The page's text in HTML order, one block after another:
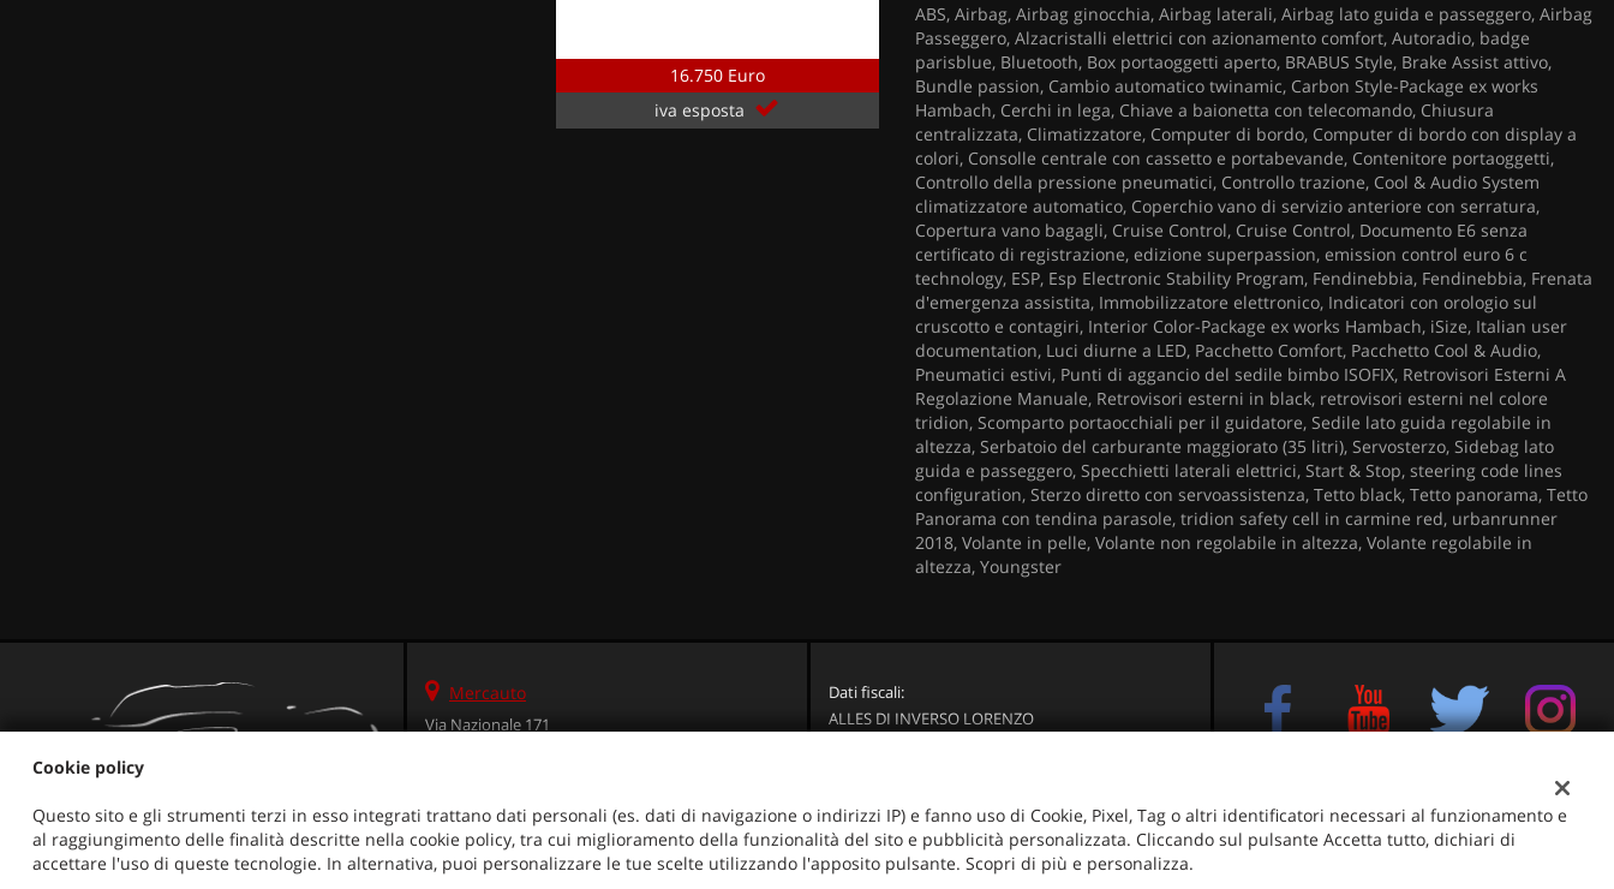
16.750 Euro
iva esposta
ABS, Airbag, Airbag ginocchia, Airbag laterali, Airbag lato guida e passeggero, Airbag
Passeggero, Alzacristalli elettrici con azionamento comfort, Autoradio, badge
parisblue, Bluetooth, Box portaoggetti aperto, BRABUS Style, Brake Assist attivo,
Bundle passion, Cambio automatico twinamic, Carbon Style-Package ex works
Hambach, Cerchi in lega, Chiave a baionetta con telecomando, Chiusura
centralizzata, Climatizzatore, Computer di bordo, Computer di bordo con display a
colori, Consolle centrale con cassetto e portabevande, Contenitore portaoggetti,
Controllo della pressione pneumatici, Controllo trazione, Cool & Audio System
climatizzatore automatico, Coperchio vano di servizio anteriore con serratura,
Copertura vano bagagli, Cruise Control, Cruise Control, Documento E6 senza
certificato di registrazione, edizione superpassion, emission control euro 6 c
technology, ESP, Esp Electronic Stability Program, Fendinebbia, Fendinebbia, Frenata
d'emergenza assistita, Immobilizzatore elettronico, Indicatori con orologio sul
cruscotto e contagiri, Interior Color-Package ex works Hambach, iSize, Italian user
documentation, Luci diurne a LED, Pacchetto Comfort, Pacchetto Cool & Audio,
Pneumatici estivi, Punti di aggancio del sedile bimbo ISOFIX, Retrovisori Esterni A
Regolazione Manuale, Retrovisori esterni in black, retrovisori esterni nel colore
tridion, Scomparto portaocchiali per il guidatore, Sedile lato guida regolabile in
altezza, Serbatoio del carburante maggiorato (35 litri), Servosterzo, Sidebag lato
guida e passeggero, Specchietti laterali elettrici, Start & Stop, steering code lines
configuration, Sterzo diretto con servoassistenza, Tetto black, Tetto panorama, Tetto
Panorama con tendina parasole, tridion safety cell in carmine red, urbanrunner
2018, Volante in pelle, Volante non regolabile in altezza, Volante regolabile in
altezza, Youngster
Mercauto
Via Nazionale 171
+39 329 273 2302
Fax:
+39 049 597 4422
Email:
info@mercauto2.com
Dati fiscali:
ALLES DI INVERSO LORENZO
Cookie policy
Questo sito e gli strumenti terzi in esso integrati trattano dati personali (es. dati di navigazione o indirizzi IP) e fanno uso di Cookie, Pixel, Tag o altri identificatori necessari al funzionamento e
al raggiungimento delle finalità descritte nella cookie policy, tra cui miglioramento della funzionalità del sito e pubblicità personalizzata. Cliccando sul pulsante Accetta tutto, dichiari di
accettare l'uso di queste tecnologie. In alternativa, puoi personalizzare le tue scelte utilizzando l'apposito pulsante. Scopri di più e personalizza.